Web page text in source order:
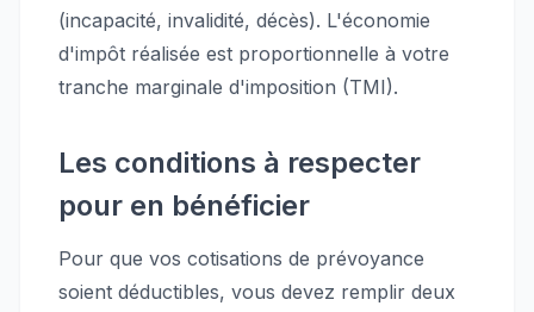
(incapacité, invalidité, décès). L'économie
d'impôt réalisée est proportionnelle à votre
tranche marginale d'imposition (TMI).
Les conditions à respecter
pour en bénéficier
Pour que vos cotisations de prévoyance
soient déductibles, vous devez remplir deux